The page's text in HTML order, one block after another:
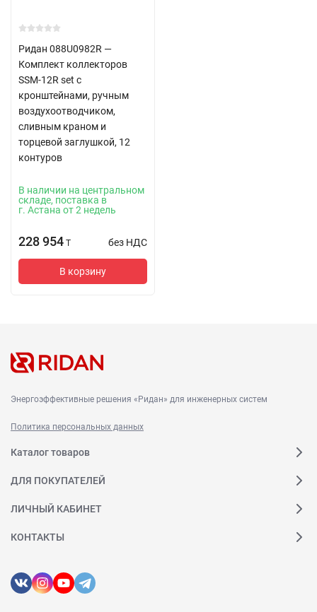
Ридан 088U0982R —
Комплект коллекторов
SSM-12R set с
кронштейнами, ручным
воздухоотводчиком,
сливным краном и
торцевой заглушкой, 12
контуров
В наличии на центральном
складе, поставка в
г. Астана от 2 недель
228 954 T без НДС
В корзину
Энергоэффективные решения «Ридан» для инженерных систем
Политика персональных данных
Каталог товаров
ДЛЯ ПОКУПАТЕЛЕЙ
ЛИЧНЫЙ КАБИНЕТ
КОНТАКТЫ